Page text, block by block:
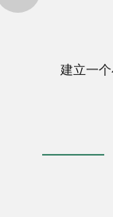
作室，生产宠物玩